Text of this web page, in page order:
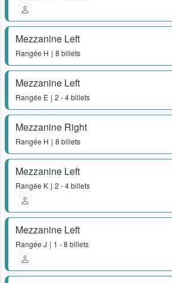
Mezzanine Left
Rangée H 8 billets
Mezzanine Left
Rangée E 2 - 4 billets
Mezzanine Right
Rangée H 8 billets
Mezzanine Left
Rangée K 2 - 4 billets
Mezzanine Left
Rangée J 1 - 8 billets